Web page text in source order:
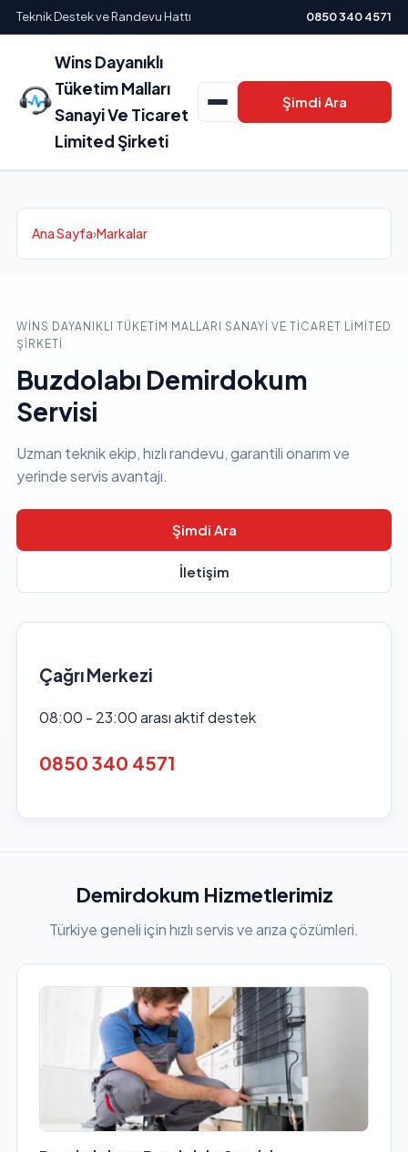
Teknik Destek ve Randevu Hattı 0850 340 4571
Wins Dayanıklı
Tüketim Malları
Sanayi Ve Ticaret
Limited Şirketi
Şimdi Ara
Ana Sayfa›Markalar
WINS DAYANIKLI TÜKETIM MALLARI SANAYI VE TICARET LIMITED
ŞIRKETI
Buzdolabı Demirdokum
Servisi
Uzman teknik ekip, hızlı randevu, garantili onarım ve
yerinde servis avantajı.
Şimdi Ara
İletişim
Çağrı Merkezi
08:00 - 23:00 arası aktif destek
0850 340 4571
Demirdokum Hizmetlerimiz
Türkiye geneli için hızlı servis ve arıza çözümleri.